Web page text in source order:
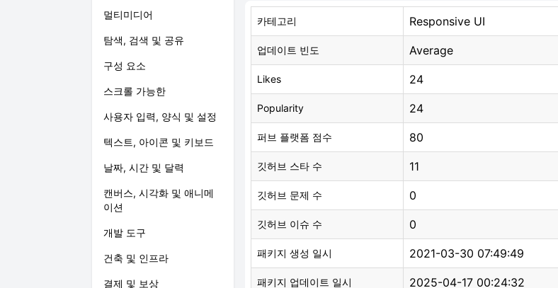
멀티미디어
탐색, 검색 및 공유
구성 요소
스크롤 가능한
사용자 입력, 양식 및 설정
텍스트, 아이콘 및 키보드
날짜, 시간 및 달력
캔버스, 시각화 및 애니메
이션
개발 도구
건축 및 인프라
결제 및 보상
카테고리 Responsive UI
업데이트 빈도 Average
Likes 24
Popularity 24
퍼브 플랫폼 점수 80
깃허브 스타 수 11
깃허브 문제 수 0
깃허브 이슈 수 0
패키지 생성 일시 2021-03-30 07:49:49
패키지 업데이트 일시 2025-04-17 00:24:32